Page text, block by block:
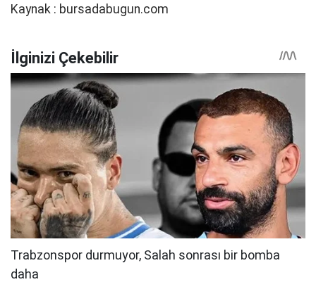
Kaynak : bursadabugun.com